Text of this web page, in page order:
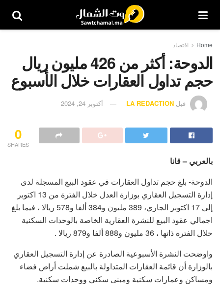
Home اقتصاد
الدوحة: أكثر من 426 مليون ريال
حجم تداول العقارات خلال الأسبوع
قبل LA REDACTION أكتوبر 24, 2024
0
SHARES
بالعربي – قانا
الدوحة- بلغ حجم تداول العقارات في عقود البيع المسجلة لدى
إدارة التسجيل العقاري بوزارة العدل خلال الفترة من 13 اكتوبر
إلى 17 اكتوبر الجاري، 389 مليون و384 ألفا و578 ريالا ، فيما بلغ
اجمالي عقود البيع للنشرة العقارية الخاصة بالوحدات السكنية
خلال الفترة ذاتها ، 36 مليون و888 ألفا و879 ريالا .
واوضحت النشرة الأسبوعية الصادرة عن إدارة التسجيل العقاري
بالوزارة أن قائمة العقارات المتداولة بالبيع شملت أراض فضاء
ومساكن وعمارات سكنية ومبنى سكني ووحدات سكنية.